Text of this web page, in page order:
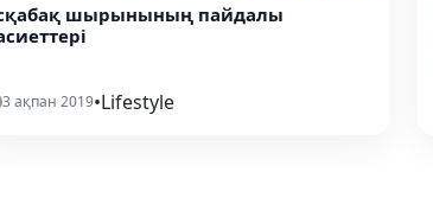
шырынының пайдалы
3 ақпан 2019•Lifestyle